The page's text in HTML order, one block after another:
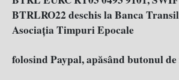
BTRLRO22 deschis la Banca
Asociația Timpuri Epocale
folosind Paypal, apăsând butonul